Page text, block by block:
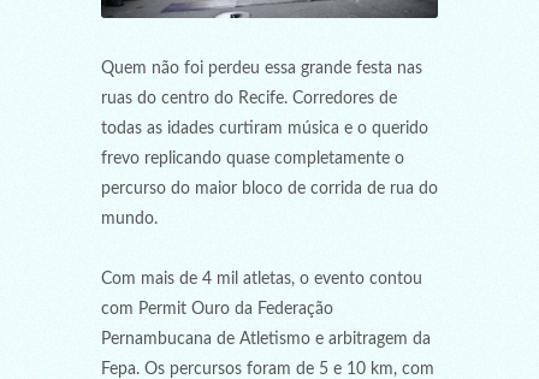
Quem não foi perdeu essa grande festa nas
ruas do centro do Recife. Corredores de
todas as idades curtiram música e o querido
frevo replicando quase completamente o
percurso do maior bloco de corrida de rua do
mundo.
Com mais de 4 mil atletas, o evento contou
com Permit Ouro da Federação
Pernambucana de Atletismo e arbitragem da
Fepa. Os percursos foram de 5 e 10 km, com